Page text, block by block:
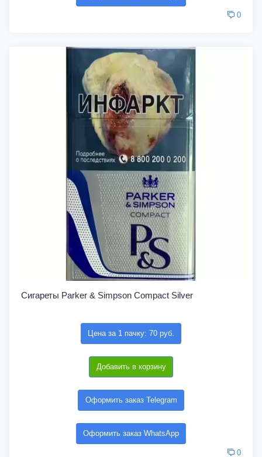
0
Сигареты Parker & Simpson Compact Silver
Цена за 1 пачку: 70 руб.
Добавить в корзину
Оформить заказ Telegram
Оформить заказ WhatsApp
0